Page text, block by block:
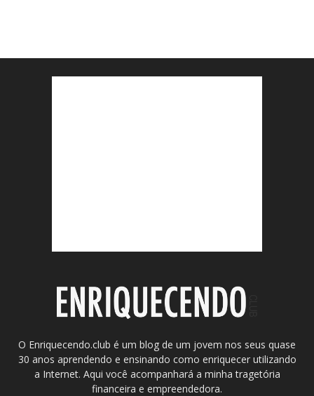
O Enriquecendo.club é um blog de um jovem nos seus quase
30 anos aprendendo e ensinando como enriquecer utilizando
a Internet. Aqui você acompanhará a minha tragetória
financeira e empreendedora.